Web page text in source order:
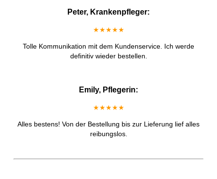
Peter, Krankenpfleger:
★★★★★
Tolle Kommunikation mit dem Kundenservice. Ich werde
definitiv wieder bestellen.
Emily, Pflegerin:
★★★★★
Alles bestens! Von der Bestellung bis zur Lieferung lief alles
reibungslos.